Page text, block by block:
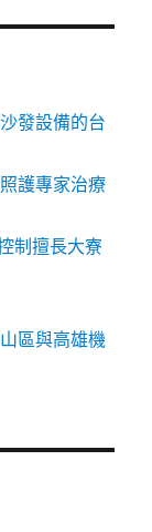
發設備的台
護專家治療
制擅長大寮
區與高雄機